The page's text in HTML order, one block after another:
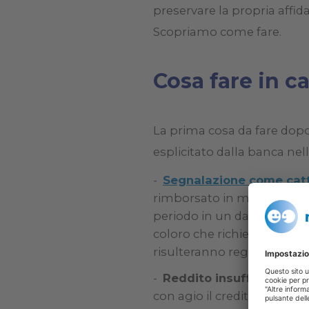
preservare la propria
Scopriamo come fare.
Cosa fare in
La prima cosa da fare
esplicitato dalla banca
Segnalazione come
rimborsato in modo
periodo in un database
coloro che richiedono un
risulteranno registrati.
Reddito insufficiente:
con agio il credito a cui